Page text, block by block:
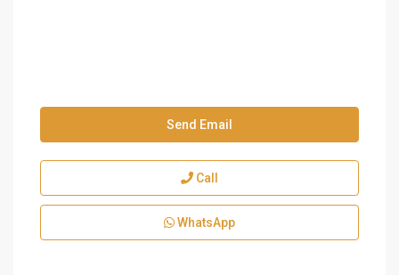
Send Email
Call
WhatsApp